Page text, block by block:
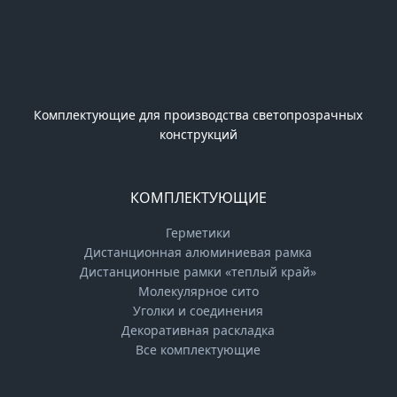
Комплектующие для производства светопрозрачных
конструкций
КОМПЛЕКТУЮЩИЕ
Герметики
Дистанционная алюминиевая рамка
Дистанционные рамки «теплый край»
Молекулярное сито
Уголки и соединения
Декоративная раскладка
Все комплектующие